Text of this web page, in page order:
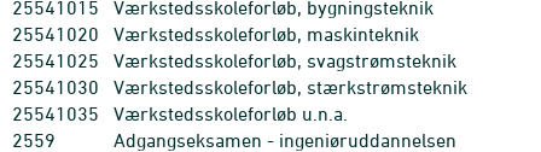
25541015
Værkstedsskoleforløb, bygningsteknik
25541020
Værkstedsskoleforløb, maskinteknik
25541025
Værkstedsskoleforløb, svagstrømsteknik
25541030
Værkstedsskoleforløb, stærkstrømsteknik
25541035
Værkstedsskoleforløb u.n.a.
2559
Adgangseksamen - ingeniøruddannelsen